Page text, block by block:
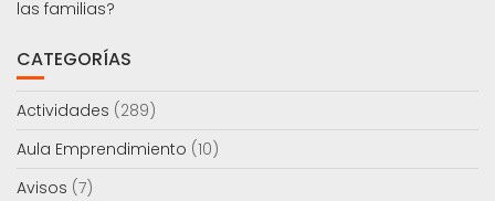
las familias?
CATEGORÍAS
Actividades (289)
Aula Emprendimiento (10)
Avisos (7)